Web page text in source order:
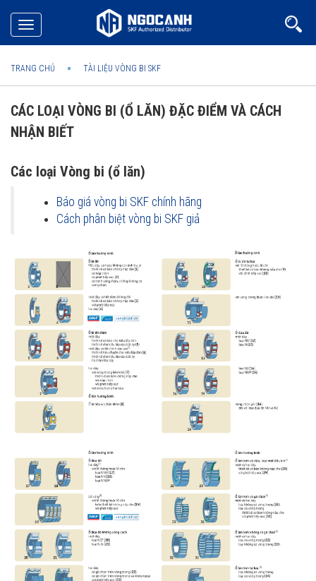
Toggle
navigation
TRANG CHỦ TÀI LIỆU VÒNG BI SKF
CÁC LOẠI VÒNG BI (Ổ LĂN) ĐẶC ĐIỂM VÀ CÁCH
NHẬN BIẾT
Các loại Vòng bi (ổ lăn)
Báo giá vòng bi SKF chính hãng
Cách phân biệt vòng bi SKF giả